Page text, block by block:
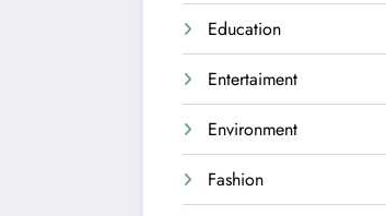
Education
Entertaiment
Environment
Fashion